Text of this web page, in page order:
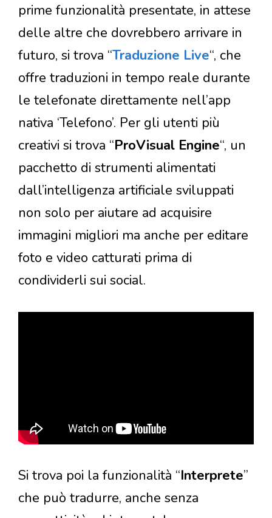
prime funzionalità presentate, in attese
delle altre che dovrebbero arrivare in
futuro, si trova “Traduzione Live“, che
offre traduzioni in tempo reale durante
le telefonate direttamente nell’app
nativa ‘Telefono’. Per gli utenti più
creativi si trova “ProVisual Engine“, un
pacchetto di strumenti alimentati
dall’intelligenza artificiale sviluppati
non solo per aiutare ad acquisire
immagini migliori ma anche per editare
foto e video catturati prima di
condividerli sui social.
Si trova poi la funzionalità “Interprete”
che può tradurre, anche senza